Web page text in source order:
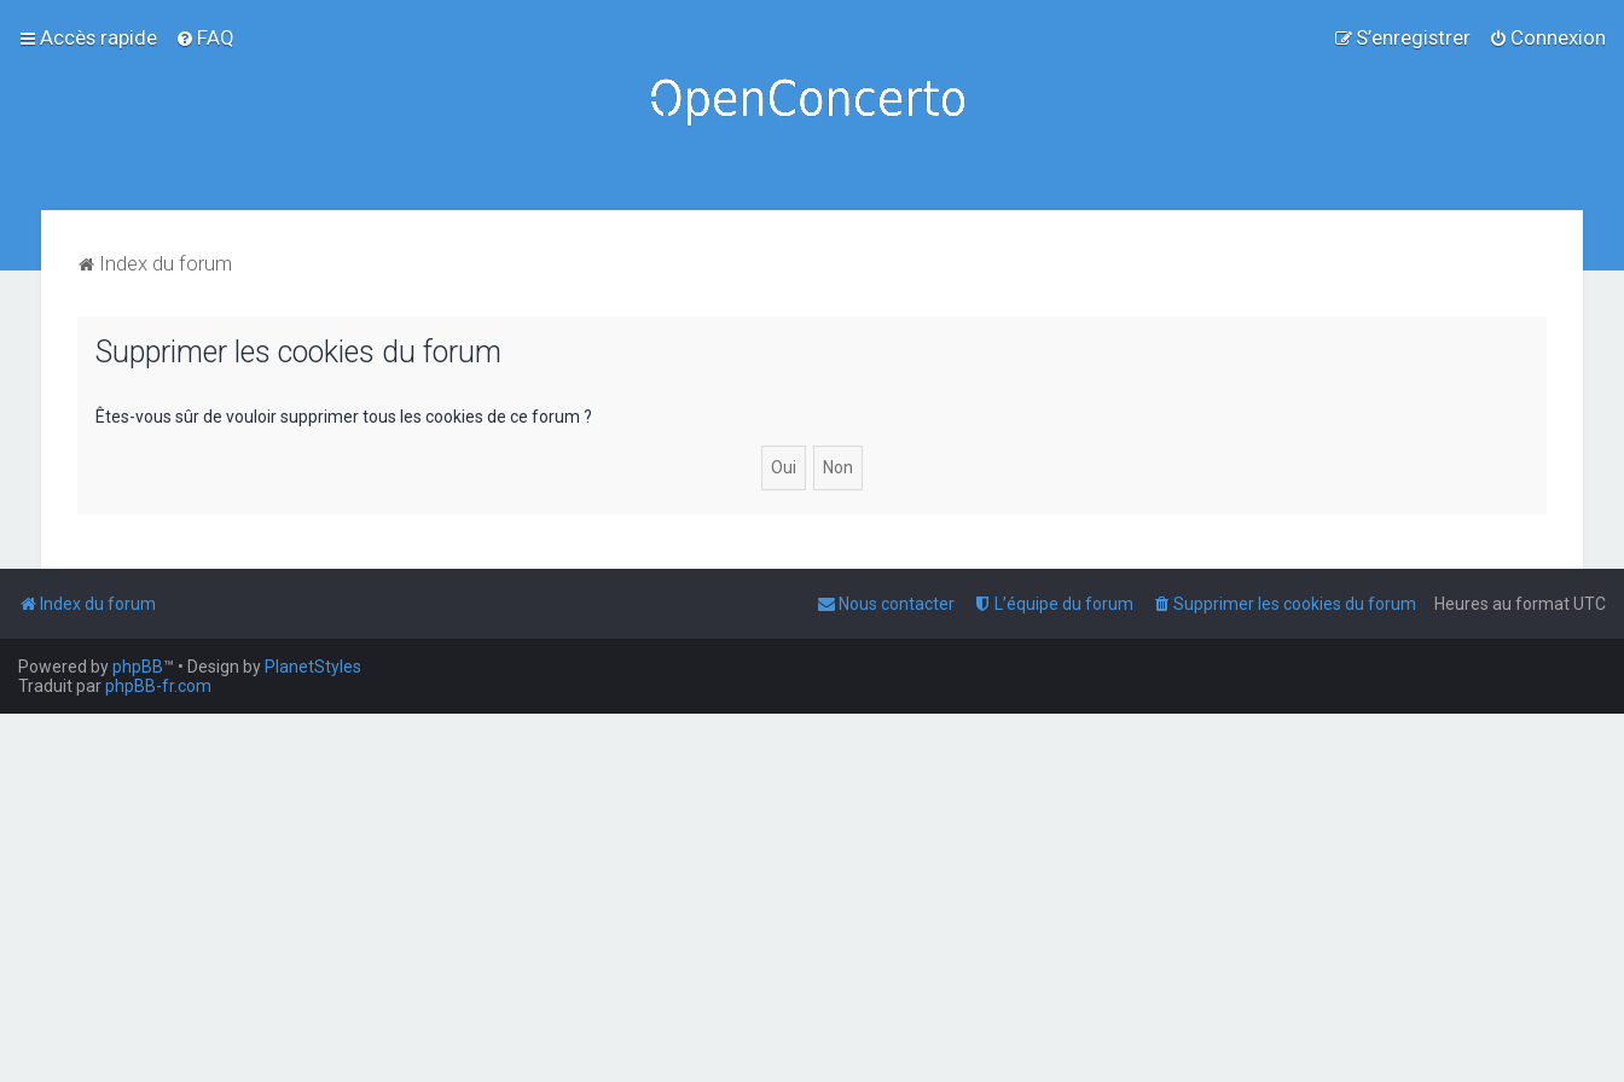
Accès rapide FAQ Connexion
S’enregistrer
Index du forum
Supprimer les cookies du forum
Êtes-vous sûr de vouloir supprimer tous les cookies de ce forum ?
Index du forum Heures au formatUTC
Supprimer les cookies du forum
L’équipe du forum
Nous contacter
Powered byphpBB™ • Design by PlanetStyles
Traduit parphpBB-fr.com